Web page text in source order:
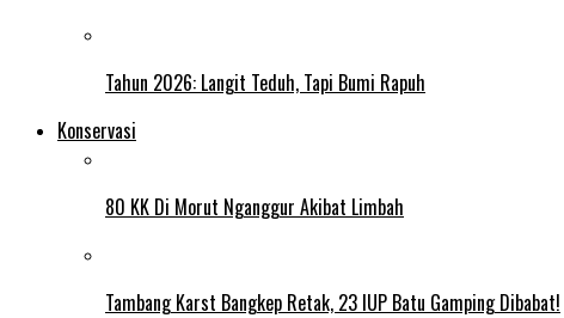
Tahun 2026: Langit Teduh, Tapi Bumi Rapuh
Konservasi
80 KK Di Morut Nganggur Akibat Limbah
Tambang Karst Bangkep Retak, 23 IUP Batu Gamping Dibabat!